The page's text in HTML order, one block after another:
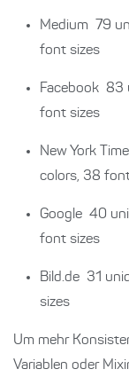
Medium
79
font sizes
Facebook 83
font sizes
New York
colors, 38
Google 40
font sizes
Bild.de 31
sizes
Um mehr
Variablen oder